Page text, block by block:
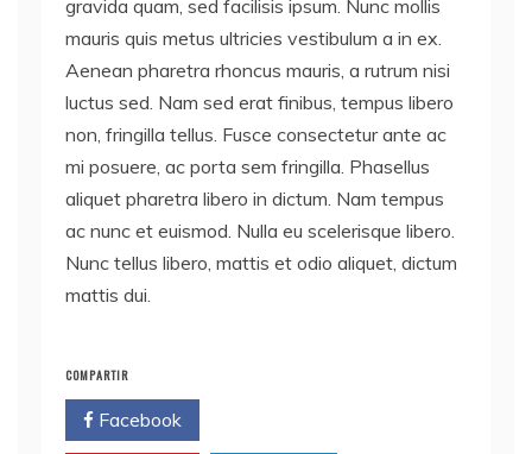
gravida quam, sed facilisis ipsum. Nunc mollis
mauris quis metus ultricies vestibulum a in ex.
Aenean pharetra rhoncus mauris, a rutrum nisi
luctus sed. Nam sed erat finibus, tempus libero
non, fringilla tellus. Fusce consectetur ante ac
mi posuere, ac porta sem fringilla. Phasellus
aliquet pharetra libero in dictum. Nam tempus
ac nunc et euismod. Nulla eu scelerisque libero.
Nunc tellus libero, mattis et odio aliquet, dictum
mattis dui.
COMPARTIR
Facebook